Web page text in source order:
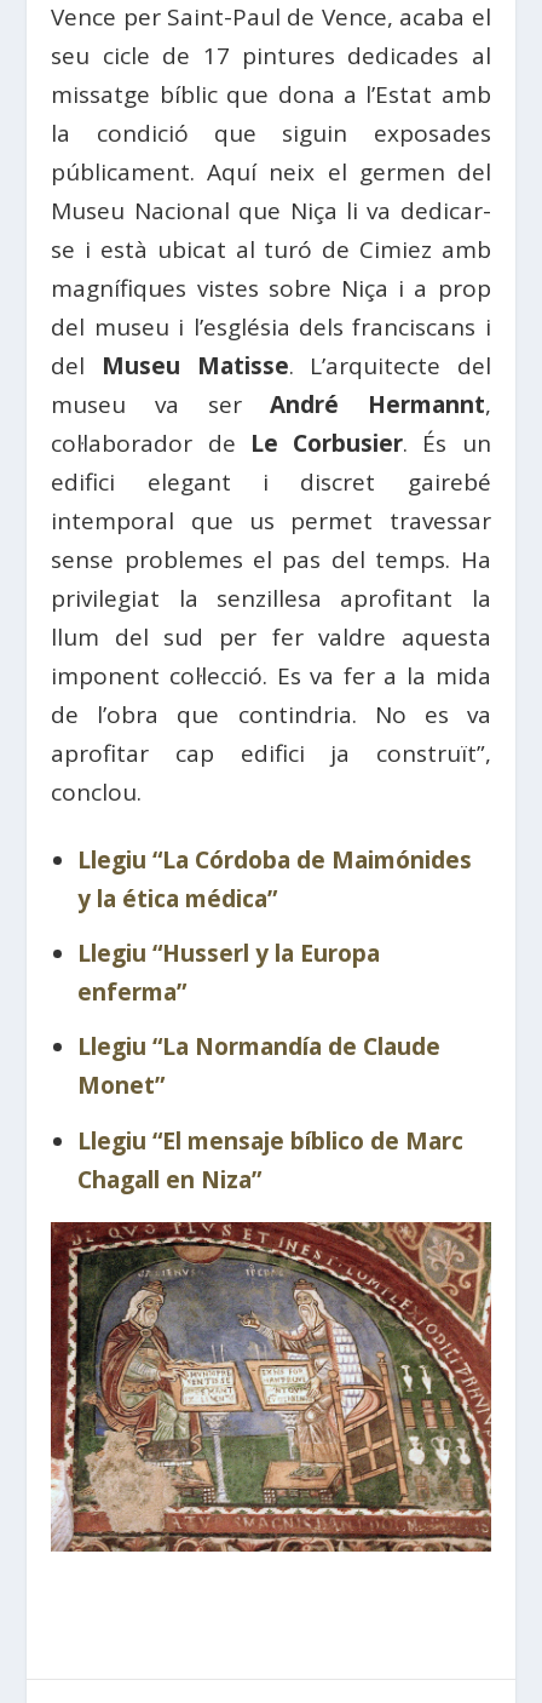
Vence per Saint-Paul de Vence, acaba el
seu cicle de 17 pintures dedicades al
missatge bíblic que dona a l’Estat amb
la condició que siguin exposades
públicament. Aquí neix el germen del
Museu Nacional que Niça li va dedicar-
se i està ubicat al turó de Cimiez amb
magnífiques vistes sobre Niça i a prop
del museu i l’església dels franciscans i
del Museu Matisse. L’arquitecte del
museu va serAndré Hermannt,
col·laborador de Le Corbusier. És un
edifici elegant i discret gairebé
intemporal que us permet travessar
sense problemes el pas del temps. Ha
privilegiat la senzillesa aprofitant la
llum del sud per fer valdre aquesta
imponent col·lecció. Es va fer a la mida
de l’obra que contindria. No es va
aprofitar cap edifici ja construït”,
conclou.
Llegiu “La Córdoba de Maimónides
y la ética médica”
Llegiu “Husserl y la Europa
enferma”
Llegiu “La Normandía de Claude
Monet”
Llegiu “El mensaje bíblico de Marc
Chagall en Niza”